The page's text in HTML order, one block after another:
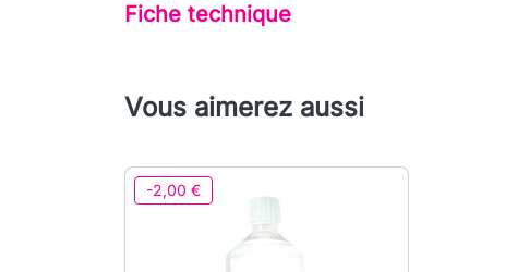
Fiche technique
Vous aimerez aussi
-2,00 €